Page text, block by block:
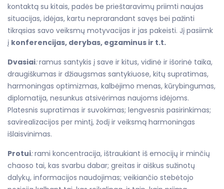
kontaktą su kitais, padės be prieštaravimų priimti naujas
situacijas, idėjas, kartu neprarandant savęs bei pažinti
tikrąsias savo veiksmų motyvacijas ir jas pakeisti. Jį pasiimk
į konferencijas, derybas, egzaminus ir t.t.
Dvasiai:ramus santykis į save ir kitus, vidinė ir išorinė taika,
draugiškumas ir džiaugsmas santykiuose, kitų supratimas,
harmoningas optimizmas, kalbėjimo menas, kūrybingumas,
diplomatija, nesunkus atsivėrimas naujoms idėjoms.
Platesnis supratimas ir suvokimas; lengvesnis pasirinkimas;
savirealizacijos per mintį, žodį ir veiksmą harmoningas
išlaisvinimas.
Protui:rami koncentracija, ištraukiant iš emocijų ir minčių
chaoso tai, kas svarbu dabar; greitas ir aiškus sužinotų
dalykų, informacijos naudojimas; veikiančio stebėtojo